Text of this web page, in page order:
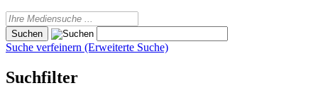
Suche verfeinern (Erweiterte Suche)
Suchfilter